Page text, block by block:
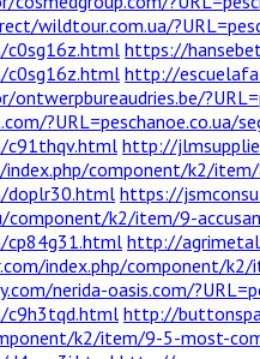
wildtour.com.ua/
c0sg16z.html https://
c0sg16z.html http://
?URL=peschanoe.co.ua/
c91thqv.html http://
index.php/component/k2/
doplr30.html https://
k2/item/9-
cp84g31.html http://
index.php/component/
nerida-oasis.com/
c9h3tqd.html http://
k2/item/9-5-most-